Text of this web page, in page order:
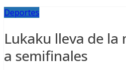
Deportes
Lukaku lleva de
a semifinales